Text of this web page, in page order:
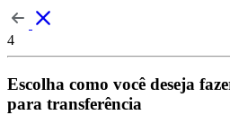
4
Escolha como você deseja
para transferência